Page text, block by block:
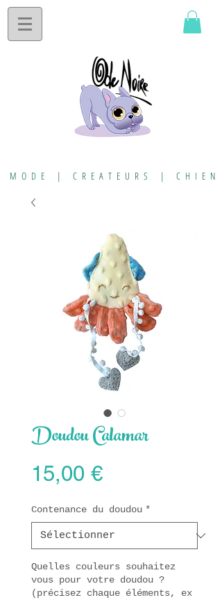
MODE | CREATEURS | CHIEN
Doudou Calamar
15,00 €Prix
Contenance du doudou *
Quelles couleurs souhaitez
vous pour votre doudou ?
(précisez chaque éléments, ex